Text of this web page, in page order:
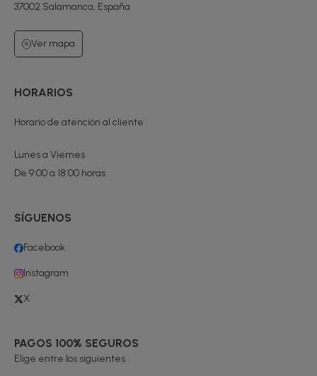
37002 Salamanca, España
Ver mapa
HORARIOS
Horario de atención al cliente
Lunes a Viernes
De 9:00 a 18:00 horas
SÍGUENOS
Facebook
Instagram
X
PAGOS 100% SEGUROS
Elige entre los siguientes